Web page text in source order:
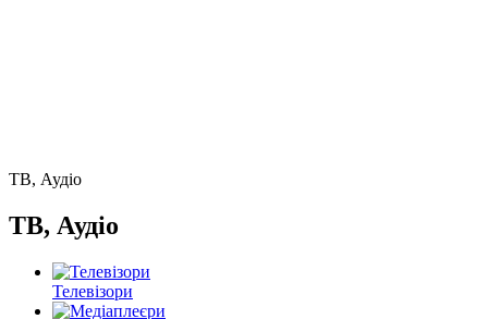
ТВ, Аудіо
ТВ, Аудіо
Телевізори